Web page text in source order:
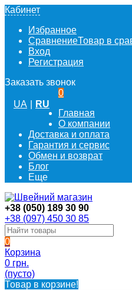
Кабинет
Избранное
СравнениеТовар в
Вход
Регистрация
Заказать звонок
UA RU
0
Главная
О компании
Доставка и оплата
Гарантия и сервис
Обмен и возврат
Блог
Еще
+38 (050) 189 30 90
+38 (097) 450 30 85
0
Корзина
0 грн.
(пусто)
Товар в корзине!